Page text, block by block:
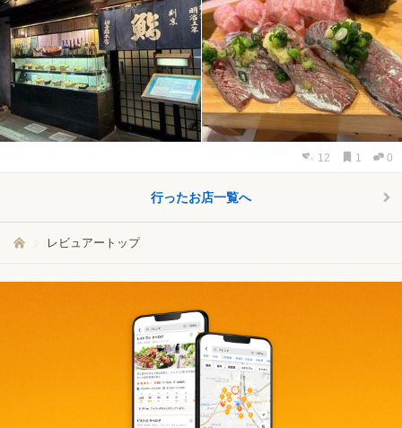
12 1 0
行ったお店一覧へ
レビュアートップ